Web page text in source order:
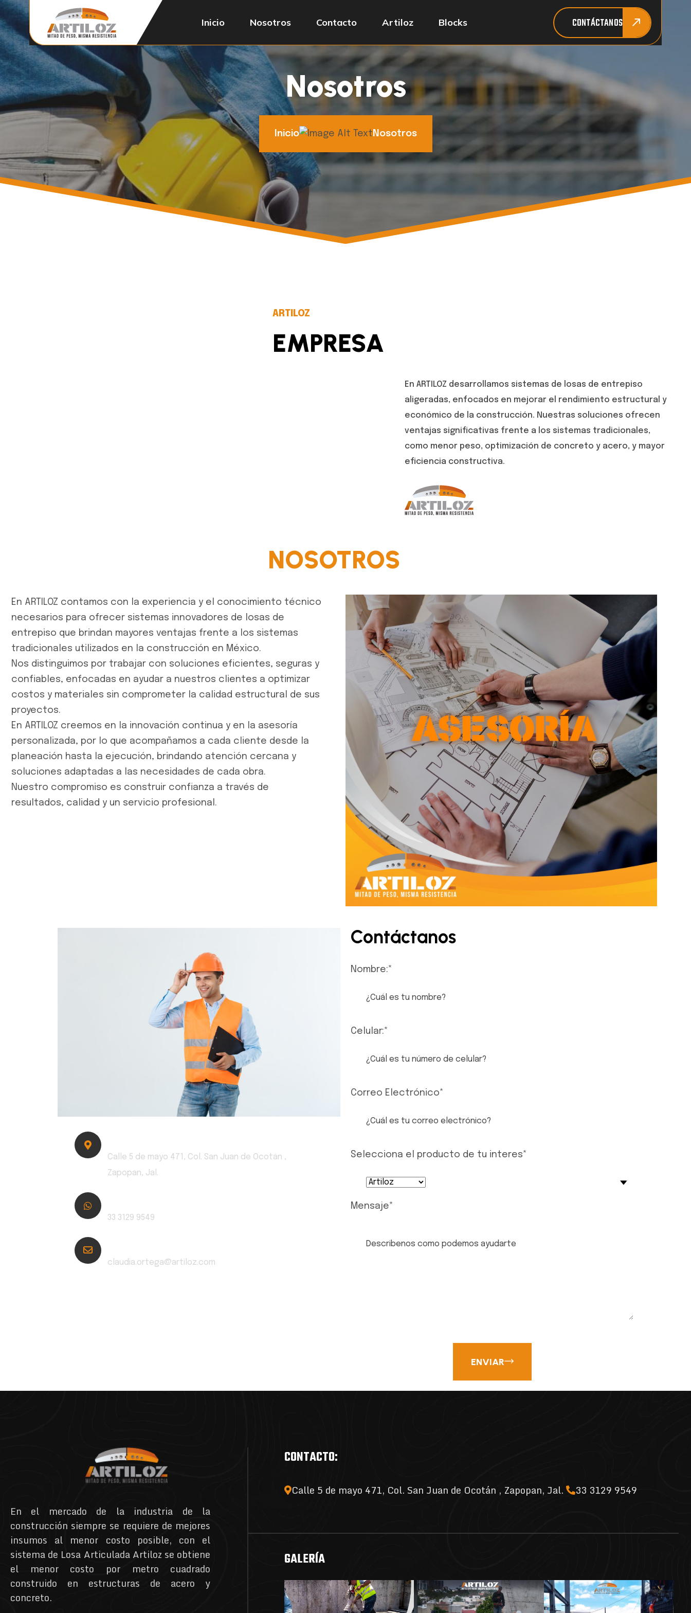
Inicio Nosotros Contacto Artiloz Blocks CONTÁCTANOS
Nosotros
Inicio Nosotros
ARTILOZ
EMPRESA
En ARTILOZ desarrollamos sistemas de losas de entrepiso
aligeradas, enfocados en mejorar el rendimiento estructural y
económico de la construcción. Nuestras soluciones ofrecen
ventajas significativas frente a los sistemas tradicionales,
como menor peso, optimización de concreto y acero, y mayor
eficiencia constructiva.
NOSOTROS
En ARTILOZ contamos con la experiencia y el conocimiento técnico
necesarios para ofrecer sistemas innovadores de losas de
entrepiso que brindan mayores ventajas frente a los sistemas
tradicionales utilizados en la construcción en México.
Nos distinguimos por trabajar con soluciones eficientes, seguras y
confiables, enfocadas en ayudar a nuestros clientes a optimizar
costos y materiales sin comprometer la calidad estructural de sus
proyectos.
En ARTILOZ creemos en la innovación continua y en la asesoría
personalizada, por lo que acompañamos a cada cliente desde la
planeación hasta la ejecución, brindando atención cercana y
soluciones adaptadas a las necesidades de cada obra.
Nuestro compromiso es construir confianza a través de
resultados, calidad y un servicio profesional.
Calle 5 de mayo 471, Col. San Juan de Ocotán ,
Zapopan, Jal.
33 3129 9549
claudia.ortega@artiloz.com
Contáctanos
Nombre:*
Celular:*
Correo Electrónico*
Selecciona el producto de tu interes*
Mensaje*
ENVIAR
En el mercado de la industria de la
construcción siempre se requiere de mejores
insumos al menor costo posible, con el
sistema de Losa Articulada Artiloz se obtiene
el menor costo por metro cuadrado
construido en estructuras de acero y
concreto.
CONTACTO:
Calle 5 de mayo 471, Col. San Juan de Ocotán , Zapopan, Jal. 33 3129 9549
GALERÍA